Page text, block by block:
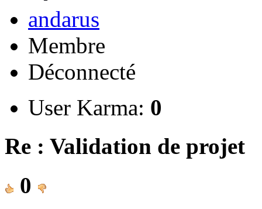
andarus
Membre
Déconnecté
User Karma: 0
Re : Validation de projet
0